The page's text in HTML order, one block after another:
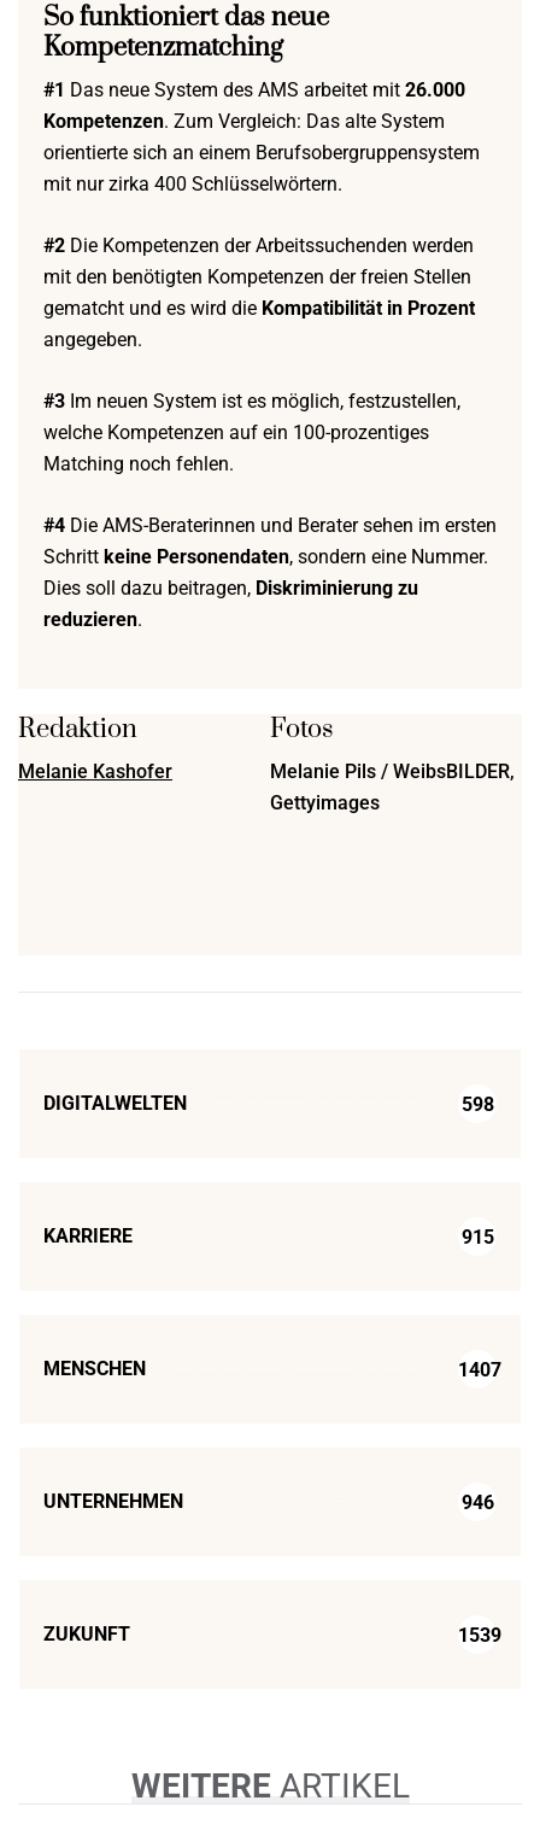
So funktioniert das neue
Kompetenzmatching
#1 Das neue System des AMS arbeitet mit 26.000
Kompetenzen. Zum Vergleich: Das alte System
orientierte sich an einem Berufsobergruppensystem
mit nur zirka 400 Schlüsselwörtern.
#2 Die Kompetenzen der Arbeitssuchenden werden
mit den benötigten Kompetenzen der freien Stellen
gematcht und es wird die Kompatibilität in Prozent
angegeben.
#3 Im neuen System ist es möglich, festzustellen,
welche Kompetenzen auf ein 100-prozentiges
Matching noch fehlen.
#4 Die AMS-Beraterinnen und Berater sehen im ersten
Schritt keine Personendaten, sondern eine Nummer.
Dies soll dazu beitragen, Diskriminierung zu
reduzieren.
Redaktion
Melanie Kashofer
Fotos
Melanie Pils / WeibsBILDER,
Gettyimages
DIGITALWELTEN 598
KARRIERE 915
MENSCHEN 1407
UNTERNEHMEN 946
ZUKUNFT 1539
WEITEREARTIKEL